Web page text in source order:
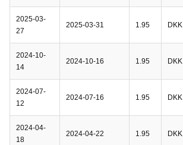
2025-03-
27
2025-03-31 1.95 DKK
2024-10-
14
2024-10-16 1.95 DKK
2024-07-
12
2024-07-16 1.95 DKK
2024-04-
18
2024-04-22 1.95 DKK